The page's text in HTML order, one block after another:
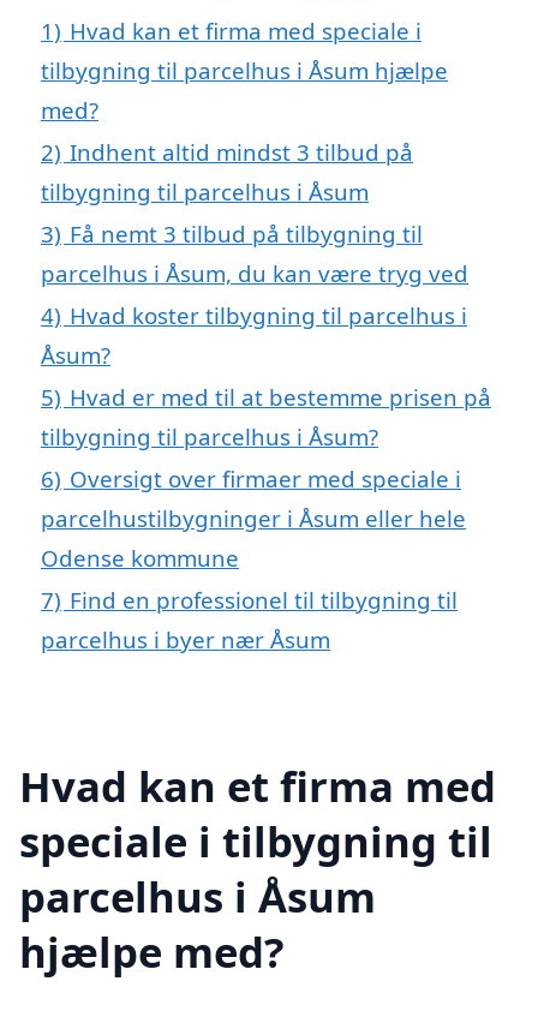
1) Hvad kan et firma med speciale i
tilbygning til parcelhus i Åsum hjælpe
med?
2) Indhent altid mindst 3 tilbud på
tilbygning til parcelhus i Åsum
3) Få nemt 3 tilbud på tilbygning til
parcelhus i Åsum, du kan være tryg ved
4) Hvad koster tilbygning til parcelhus i
Åsum?
5) Hvad er med til at bestemme prisen på
tilbygning til parcelhus i Åsum?
6) Oversigt over firmaer med speciale i
parcelhustilbygninger i Åsum eller hele
Odense kommune
7) Find en professionel til tilbygning til
parcelhus i byer nær Åsum
Hvad kan et firma med
speciale i tilbygning til
parcelhus i Åsum
hjælpe med?